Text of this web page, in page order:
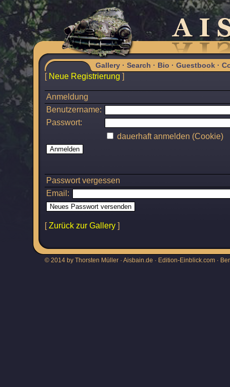
Gallery · Search · Bio · Guestbook ·
[ Neue Registrierung ]
Anmeldung
Benutzername:
Passwort:
dauerhaft anmelden (Cookie)
Passwort vergessen
Email:
[Zurück zur Gallery ]
© 2014 by Thorsten Müller · Aisbain.de · Edition-Einblick.com ·